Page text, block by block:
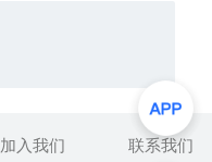
加入我们 联系我们